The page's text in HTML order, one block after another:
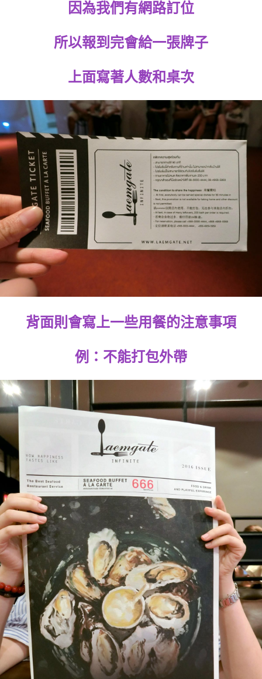
因為我們有網路訂位
所以報到完會給一張牌子
上面寫著人數和桌次
背面則會寫上一些用餐的注意事項
例：不能打包外帶